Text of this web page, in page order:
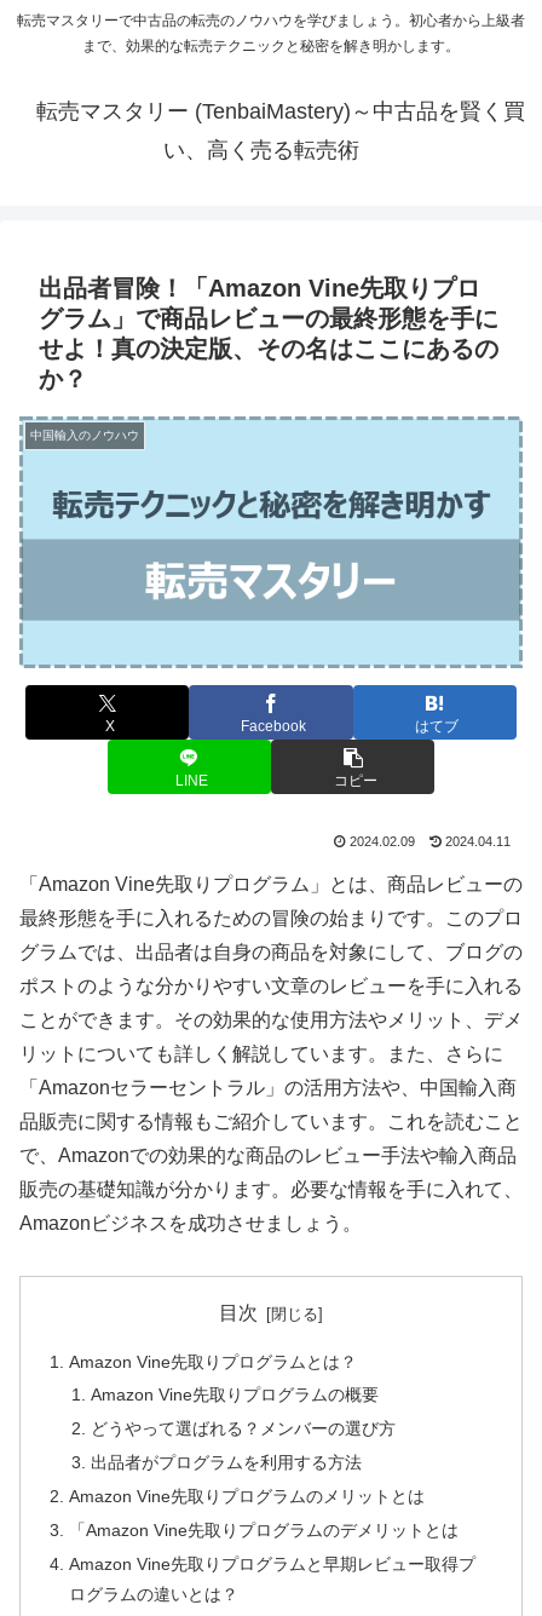
転売マスタリーで中古品の転売のノウハウを学びましょう。初心者から上級者
まで、効果的な転売テクニックと秘密を解き明かします。
転売マスタリー (TenbaiMastery)～中古品を賢く買
い、高く売る転売術
出品者冒険！「Amazon Vine先取りプロ
グラム」で商品レビューの最終形態を手に
せよ！真の決定版、その名はここにあるの
か？
中国輸入のノウハウ
X Facebook はてブ
LINE コピー
2024.02.09 2024.04.11
「Amazon Vine先取りプログラム」とは、商品レビューの
最終形態を手に入れるための冒険の始まりです。このプロ
グラムでは、出品者は自身の商品を対象にして、ブログの
ポストのような分かりやすい文章のレビューを手に入れる
ことができます。その効果的な使用方法やメリット、デメ
リットについても詳しく解説しています。また、さらに
「Amazonセラーセントラル」の活用方法や、中国輸入商
品販売に関する情報もご紹介しています。これを読むこと
で、Amazonでの効果的な商品のレビュー手法や輸入商品
販売の基礎知識が分かります。必要な情報を手に入れて、
Amazonビジネスを成功させましょう。
目次
Amazon Vine先取りプログラムとは？
Amazon Vine先取りプログラムの概要
どうやって選ばれる？メンバーの選び方
出品者がプログラムを利用する方法
Amazon Vine先取りプログラムのメリットとは
「Amazon Vine先取りプログラムのデメリットとは
Amazon Vine先取りプログラムと早期レビュー取得プ
ログラムの違いとは？